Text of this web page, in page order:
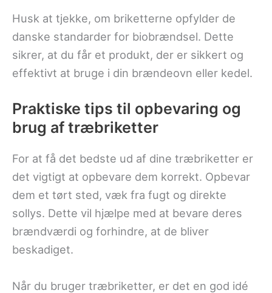
Husk at tjekke, om briketterne opfylder de
danske standarder for biobrændsel. Dette
sikrer, at du får et produkt, der er sikkert og
effektivt at bruge i din brændeovn eller kedel.
Praktiske tips til opbevaring og
brug af træbriketter
For at få det bedste ud af dine træbriketter er
det vigtigt at opbevare dem korrekt. Opbevar
dem et tørt sted, væk fra fugt og direkte
sollys. Dette vil hjælpe med at bevare deres
brændværdi og forhindre, at de bliver
beskadiget.
Når du bruger træbriketter, er det en god idé